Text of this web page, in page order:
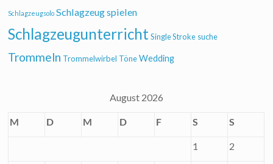
Schlagzeugsolo Schlagzeug spielen
Schlagzeugunterricht Single Stroke suche
Trommeln Trommelwirbel Töne Wedding
August 2026
M D M D F S S
1 2